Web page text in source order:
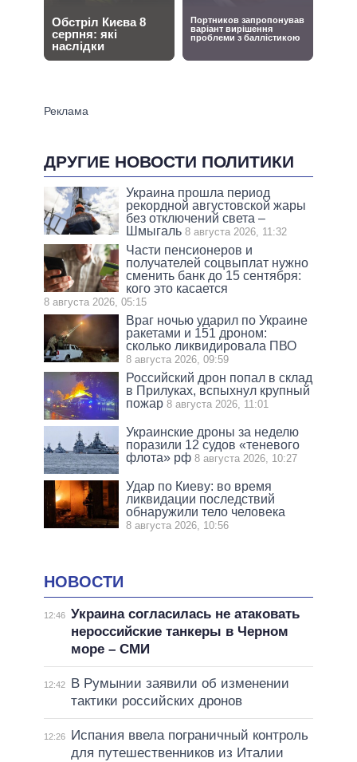
ДРУГИЕ НОВОСТИ ПОЛИТИКИ
Украина прошла период
рекордной августовской жары
без отключений света –
Шмыгаль 8 августа 2026, 11:32
Части пенсионеров и
получателей соцвыплат нужно
сменить банк до 15 сентября:
кого это касается
8 августа 2026, 05:15
Враг ночью ударил по Украине
ракетами и 151 дроном:
сколько ликвидировала ПВО
8 августа 2026, 09:59
Российский дрон попал в склад
в Прилуках, вспыхнул крупный
пожар 8 августа 2026, 11:01
Украинские дроны за неделю
поразили 12 судов «теневого
флота» рф 8 августа 2026, 10:27
Удар по Киеву: во время
ликвидации последствий
обнаружили тело человека
8 августа 2026, 10:56
НОВОСТИ
12:46 Украина согласилась не атаковать
нероссийские танкеры в Черном
море – СМИ
12:42
В Румынии заявили об изменении
тактики российских дронов
12:26
Испания ввела пограничный контроль
для путешественников из Италии